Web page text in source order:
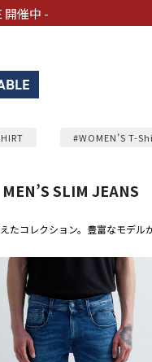
開催中 -
#WOMEN’S T-
MEN’S SLIM JEANS
たコレクション。豊富なモデル